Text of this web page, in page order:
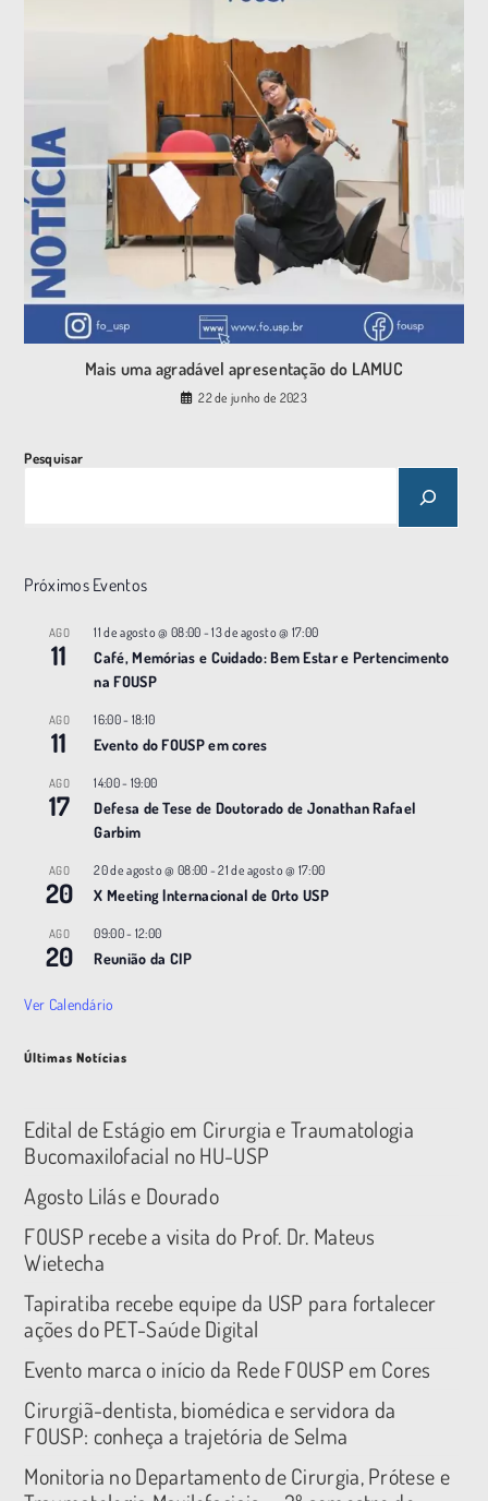
Mais uma agradável apresentação do LAMUC
22 de junho de 2023
Pesquisar
Próximos Eventos
AGO
11
11 de agosto @ 08:00 -13 de agosto @ 17:00
Café, Memórias e Cuidado: Bem Estar e Pertencimento
na FOUSP
AGO
11
16:00- 18:10
Evento do FOUSP em cores
AGO
17
14:00- 19:00
Defesa de Tese de Doutorado de Jonathan Rafael
Garbim
AGO
20
20 de agosto @ 08:00 -21 de agosto @ 17:00
X Meeting |nternacional de Orto USP
AGO
20
09:00- 12:00
Reunião da CIP
Ver Calendário
Últimas Notícias
Edital de Estágio em Cirurgia e Traumatologia
Bucomaxilofacial no HU-USP
Agosto Lilás e Dourado
FOUSP recebe a visita do Prof. Dr. Mateus
Wietecha
Tapiratiba recebe equipe da USP para fortalecer
ações do PET-Saúde Digital
Evento marca o início da Rede FOUSP em Cores
Cirurgiã-dentista, biomédica e servidora da
FOUSP: conheça a trajetória de Selma
Monitoria no Departamento de Cirurgia, Prótese e